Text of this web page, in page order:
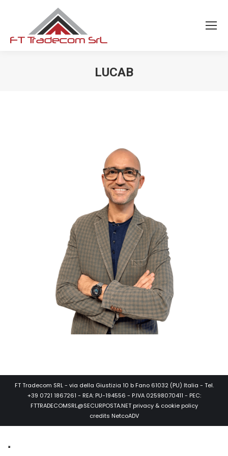
LUCAB
FT Tradecom SRL - via della Giustizia 10 b Fano 61032 (PU) Italia - Tel.
+39 0721 1867261 - REA: PU-194556 - P.IVA 02598070411 - PEC:
FTTRADECOMSRL@SECURPOSTA.NET privacy & cookie policy
credits NetcoADV